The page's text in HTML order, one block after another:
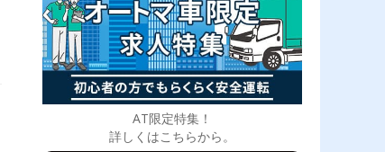
AT限定特集！
詳しくはこちらから。